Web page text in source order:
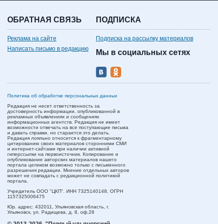
ОБРАТНАЯ СВЯЗЬ
Реклама на сайте
Написать письмо в редакцию
ПОДПИСКА
Подписка на рассылку материалов
Мы в социальных сетях
Политика об обработке персональных данных
Редакция не несет ответственность за
достоверность информации, опубликованной в
рекламных объявлениях и сообщениях
информационных агентств. Редакция не имеет
возможности отвечать на все поступающие письма
и давать справки, но старается это делать.
Редакция лояльно относится к фрагментарному
цитированию своих материалов сторонними СМИ
и интернет-сайтами при наличии активной
гиперссылки на первоисточник. Копирование и
опубликование авторских материалов нашего
портала целиком возможно только с письменного
разрешения редакции. Мнение отдельных авторов
может не совпадать с редакционной политикой
портала.
Учредитель ООО "ЦКП". ИНН 7325140148, ОГРН
1157325006475
Юр. адрес: 432011, Ульяновская область, г.
Ульяновск, ул. Радищева, д. 8, оф.28